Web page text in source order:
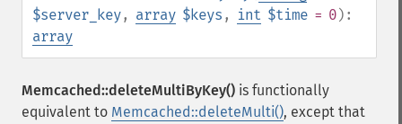
$server_key, array $keys , int $time = 0):
array
Memcached::deleteMultiByKey() is functionally
equivalent to Memcached::deleteMulti(), except that